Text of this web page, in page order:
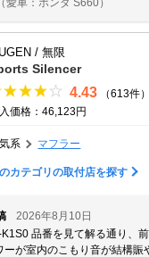
/ 無限
Silencer
4.43
（613件）
価格：46,123円
系 マフラー
カテゴリの取付店を探す
2026年8月10日
品番を見て解る通り、
ーが室内のこもり音が結構賑